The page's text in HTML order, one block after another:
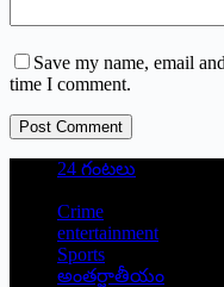
Save my name, email
time I comment.
Post Comment
24 గంటలు
Crime
entertainment
Sports
అంతర్జాతీయం